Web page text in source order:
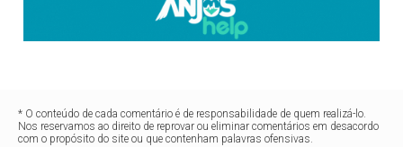
* O conteúdo de cada comentário é de responsabilidade de quem realizá-lo.
Nos reservamos ao direito de reprovar ou eliminar comentários em desacordo
com o propósito do site ou que contenham palavras ofensivas.